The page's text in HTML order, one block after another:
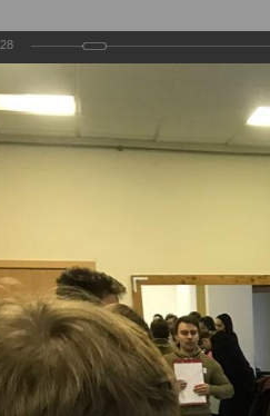
Work directions Gallery
28